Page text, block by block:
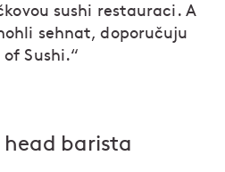
sushi restauraci. A
sehnat, doporučuju
Sushi.“
head barista